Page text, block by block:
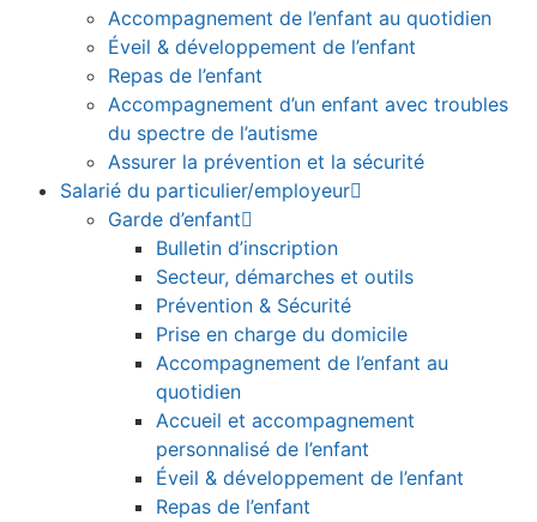
Accompagnement de l’enfant au quotidien
Éveil & développement de l’enfant
Repas de l’enfant
Accompagnement d’un enfant avec troubles
du spectre de l’autisme
Assurer la prévention et la sécurité
Salarié du particulier/employeur
Garde d’enfant
Bulletin d’inscription
Secteur, démarches et outils
Prévention & Sécurité
Prise en charge du domicile
Accompagnement de l’enfant au
quotidien
Accueil et accompagnement
personnalisé de l’enfant
Éveil & développement de l’enfant
Repas de l’enfant